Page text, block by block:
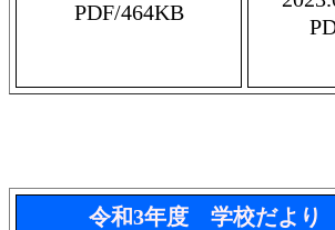
PDF/464KB
令和3年度 学校だより（